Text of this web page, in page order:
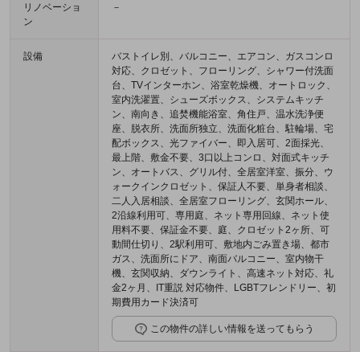
リノベーショ
ン
－
設備
バストイレ別、バルコニー、エアコン、ガスコンロ
対応、クロゼット、フローリング、シャワー付洗面
台、TVインターホン、浴室乾燥機、オートロック、
室内洗濯置、シューズボックス、システムキッチ
ン、南向き、追焚機能浴室、角住戸、温水洗浄便
座、脱衣所、洗面所独立、洗面化粧台、駐輪場、宅
配ボックス、光ファイバー、即入居可、2面採光、
最上階、敷金不要、3口以上コンロ、対面式キッチ
ン、オートバス、グリル付、全居室洋室、振分、ウ
ォークインクロゼット、保証人不要、単身者相談、
二人入居相談、全居室フローリング、玄関ホール、
2沿線利用可、専用庭、ネット専用回線、ネット使
用料不要、保証金不要、庭、クロゼット2ヶ所、可
動間仕切り、2駅利用可、敷地内ごみ置き場、都市
ガス、洗面所にドア、南面バルコニー、室内物干
機、玄関収納、ダウンライト、高速ネット対応、礼
金2ヶ月、IT重説 対応物件、LGBTフレンドリー、初
期費用カード決済可
この物件の詳しい情報を送ってもらう